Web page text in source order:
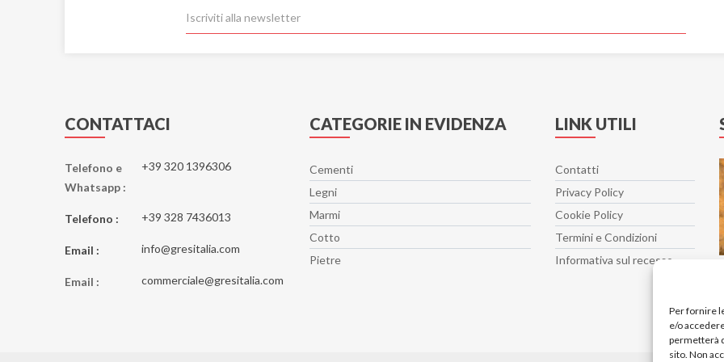
Per fornire
e/o
permetterà
sito. Non
CONTATTACI
Telefono e
Whatsapp :
+39 320 1396306
Telefono : +39 328 7436013
Email : info@gresitalia.com
Email : commerciale@gresitalia.com
CATEGORIE IN EVIDENZA
Cementi
Legni
Marmi
Cotto
Pietre
LINK UTILI
Contatti
Privacy Policy
Cookie Policy
Termini e Condizioni
Informativa sul recesso